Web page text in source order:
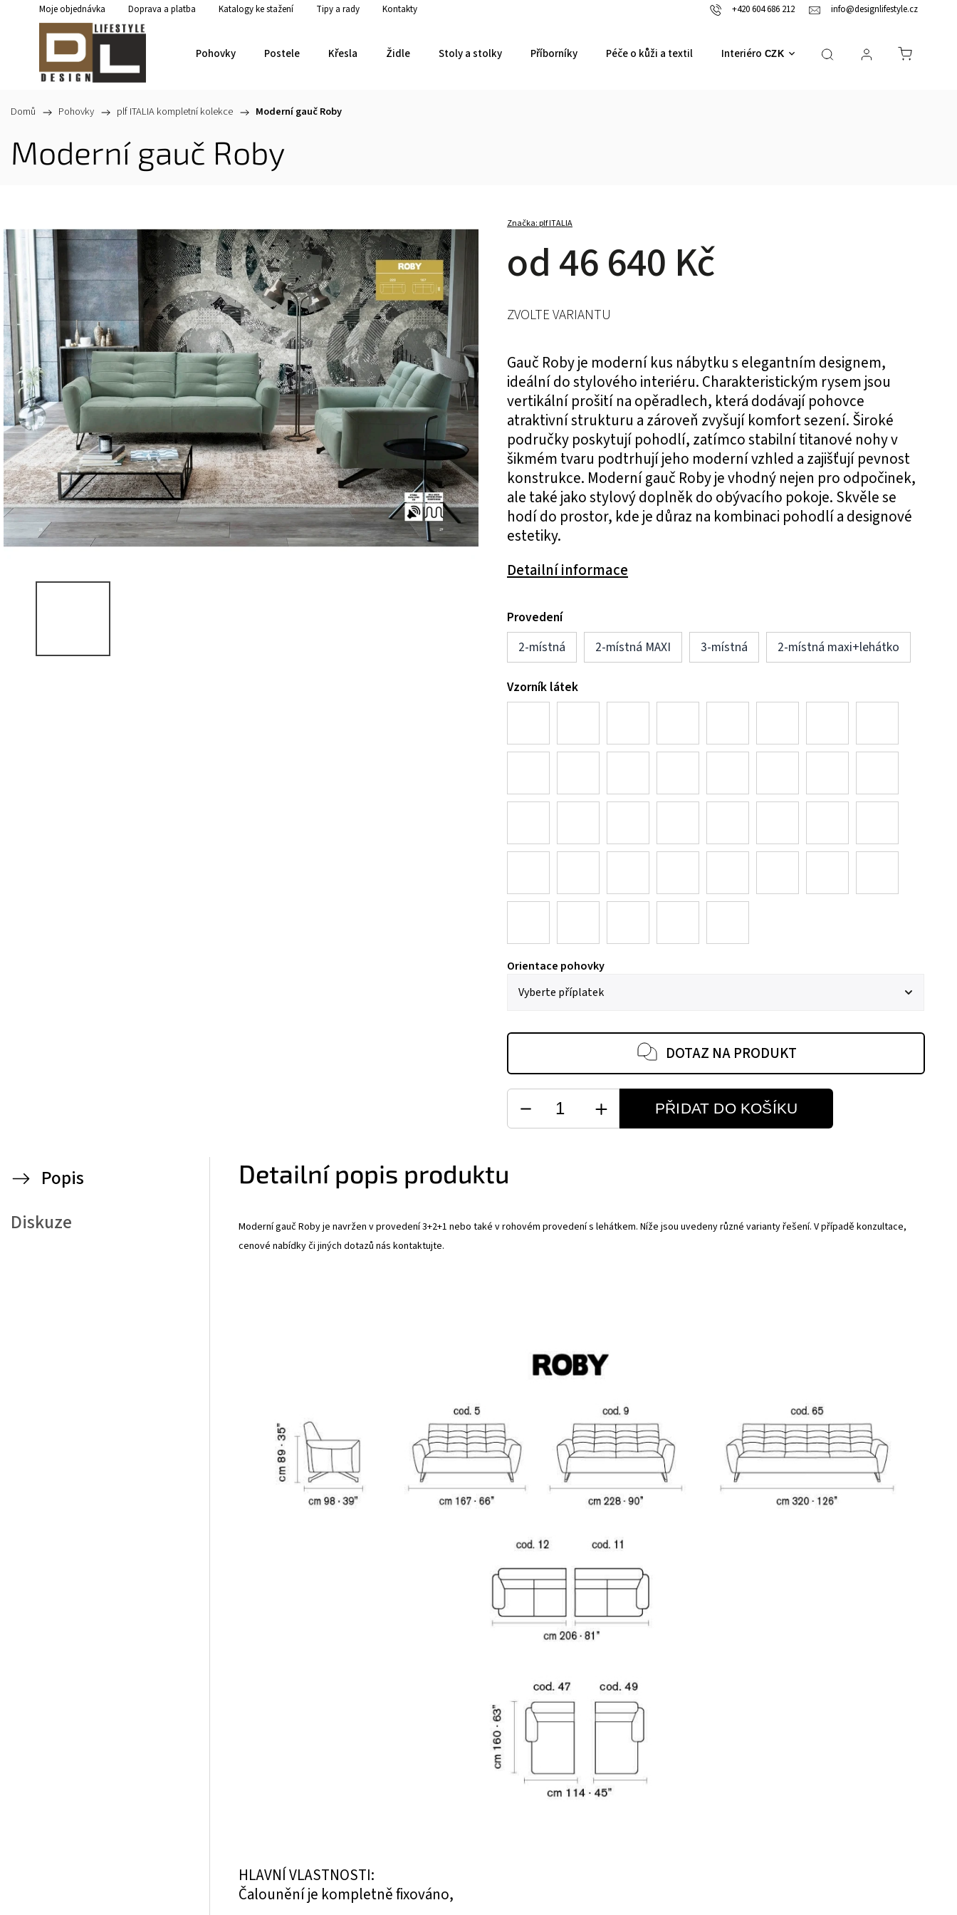
+420 604 686 212 info@designlifestyle.cz
Moje objednávka Doprava a platba Katalogy ke stažení Tipy a rady Kontakty
CZK
Pohovky Postele Křesla Židle Stoly a stolky Příborníky Péče o kůži a textil Interiérové doplňky
Domů / Pohovky / plf ITALIA kompletní kolekce / Moderní gauč Roby
Moderní gauč Roby
Značka:plf ITALIA
od 46 640 Kč
Gauč Roby je moderní kus nábytku s elegantním designem,
ideální do stylového interiéru. Charakteristickým rysem jsou
vertikální prošití na opěradlech, která dodávají pohovce
atraktivní strukturu a zároveň zvyšují komfort sezení. Široké
područky poskytují pohodlí, zatímco stabilní titanové nohy v
šikmém tvaru podtrhují jeho moderní vzhled a zajišťují pevnost
konstrukce. Moderní gauč Roby je vhodný nejen pro odpočinek,
ale také jako stylový doplněk do obývacího pokoje. Skvěle se
hodí do prostor, kde je důraz na kombinaci pohodlí a designové
estetiky.
Detailní informace
Provedení
2-místná
2-místná MAXI 3-místná 2-místná maxi+lehátko
Vzorník látek
Orientace pohovky
ZVOLTE VARIANTU
DOTAZ NA PRODUKT
PŘIDAT DO KOŠÍKU
Popis
Diskuze
Detailní popis produktu
Moderní gauč Roby je navržen v provedení 3+2+1 nebo také v rohovém provedení s lehátkem. Níže jsou uvedeny různé varianty řešení. V případě konzultace,
cenové nabídky či jiných dotazů nás kontaktujte.
HLAVNÍ VLASTNOSTI:
Čalounění je kompletně fixováno,